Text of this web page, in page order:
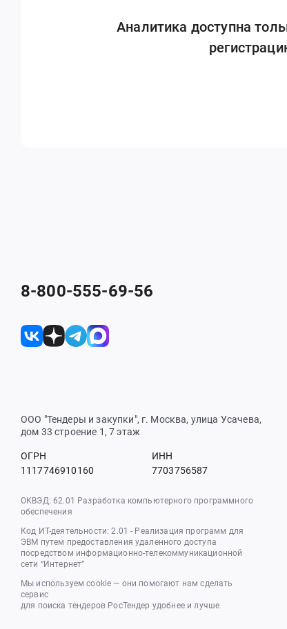
Аналитика доступна
8-800-555-69-56
ООО "Тендеры и закупки", г. Москва, улица Усачева,
дом 33 строение 1, 7 этаж
ОГРН
1117746910160
ИНН
7703756587
ОКВЭД: 62.01 Разработка компьютерного программного
обеспечения
Код ИТ-деятельности: 2.01 - Реализация программ для
ЭВМ путем предоставления удаленного доступа
посредством информационно-телекоммуникационной
сети “Интернет”
Мы используем cookie — они помогают нам сделать
сервис
для поиска тендеров РосТендер удобнее и лучше